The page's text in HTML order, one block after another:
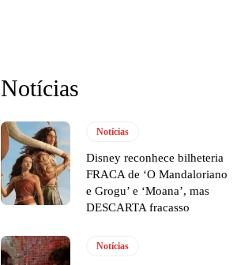
Notícias
Notícias
Disney reconhece bilheteria
FRACA de ‘O Mandaloriano
e Grogu’ e ‘Moana’, mas
DESCARTA fracasso
Notícias